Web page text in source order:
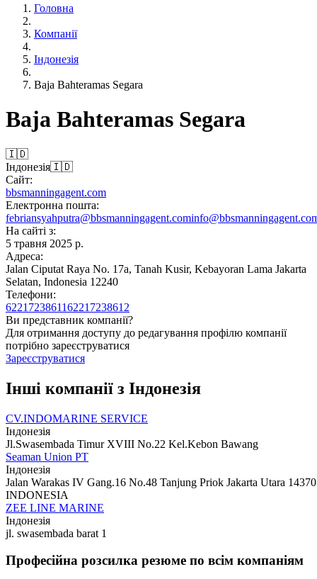
Головна
Компанії
Індонезія
Baja Bahteramas Segara
Baja Bahteramas Segara
🇮🇩
Індонезія🇮🇩
Сайт:
bbsmanningagent.com
Електронна пошта:
febriansyahputra@bbsmanningagent.com
На сайті з:
5 травня 2025 р.
Адреса:
Jalan Ciputat Raya No. 17a, Tanah Kusir, Kebayoran Lama Jakarta
Selatan, Indonesia 12240
Телефони:
6221723861162217238612
Ви представник компанії?
Для отримання доступу до редагування профілю компанії
потрібно зареєструватися
Зареєструватися
Інші компанії з Індонезія
CV.INDOMARINE SERVICE
Індонезія
Jl.Swasembada Timur XVIII No.22 Kel.Kebon Bawang
Seaman Union PT
Індонезія
Jalan Warakas IV Gang.16 No.48 Tanjung Priok Jakarta Utara 14370
INDONESIA
ZEE LINE MARINE
Індонезія
jl. swasembada barat 1
Професійна розсилка резюме по всім компаніям